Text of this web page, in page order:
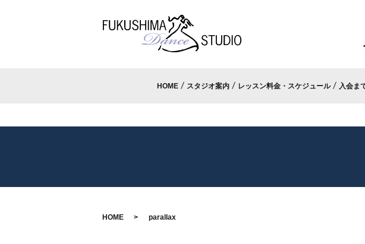
HOME スタジオ案内 レッスン料金・スケジュール 入会ま
HOME parallax